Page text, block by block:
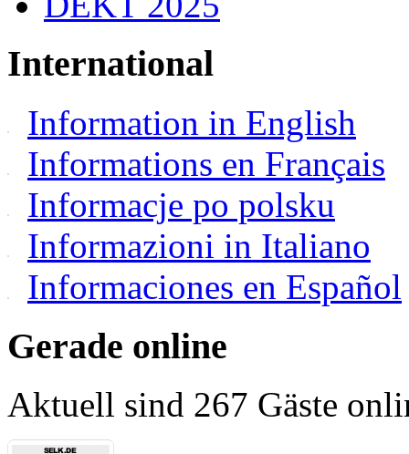
International
Information in English
Informations en Français
Informacje po polsku
Informazioni in Italiano
Informaciones en Español
Gerade online
Aktuell sind 267 Gäste